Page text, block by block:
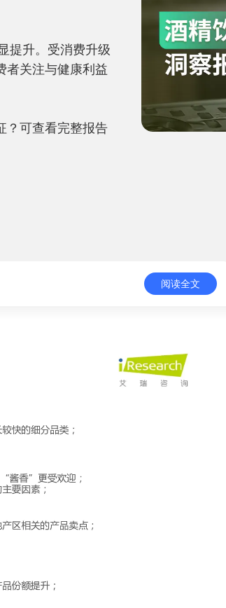
提升。受消费升级
者关注与健康利益
？可查看完整报告
阅读全文